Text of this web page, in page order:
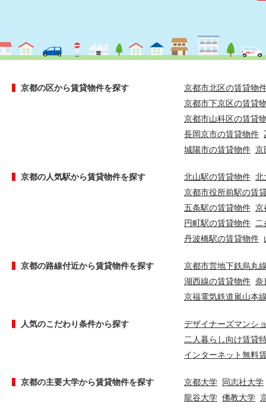
京都の区から賃貸物件を探す
京都市北区の賃貸物
京都市下京区の賃貸
京都市山科区の賃貸
長岡京市の賃貸物件
城陽市の賃貸物件 京
京都の人気駅から賃貸物件を探す 北山駅の賃貸物件 北
京都市役所前駅の賃
五条駅の賃貸物件 京
円町駅の賃貸物件
丹波橋駅の賃貸物件
京都の路線付近から賃貸物件を探す
京都市営地下鉄烏丸
湖西線の賃貸物件 奈
京福電気鉄道嵐山本
人気のこだわり条件から探す
デザイナーズマンシ
二人暮らし向け賃貸
インターネット無料
京都の主要大学から賃貸物件を探す 京都大学 同志社大学
龍谷大学 佛教大学